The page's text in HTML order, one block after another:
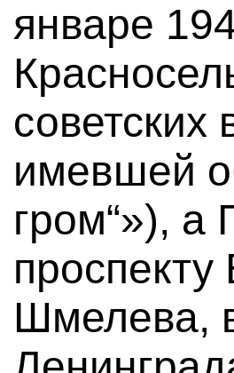
январе
советских
имевшей
гром“»), а
Шмелева,